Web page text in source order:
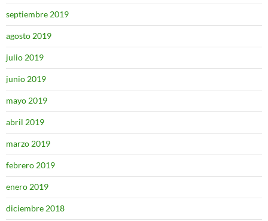
septiembre 2019
agosto 2019
julio 2019
junio 2019
mayo 2019
abril 2019
marzo 2019
febrero 2019
enero 2019
diciembre 2018